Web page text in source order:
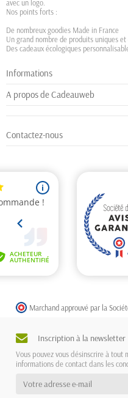
avec un logo.
Nos points forts :
De nombreux goodies Made in France
Un grand nombre de produits uniques
Des cadeaux écologiques
Informations
A propos de Cadeauweb
Contactez-nous
Marchand approuvé par la
Inscription à la newsletter
Vous pouvez vous désinscrire à tout
informations de contact dans les